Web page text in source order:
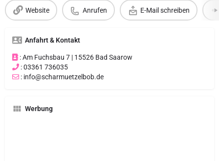
Website Anrufen E-Mail schreiben
Anfahrt & Kontakt
: Am Fuchsbau 7 | 15526 Bad Saarow
: 03361 736035
: info@scharmuetzelbob.de
Werbung